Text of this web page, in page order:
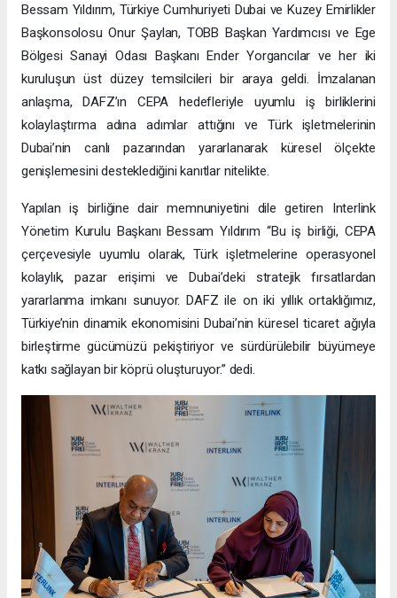
Bessam Yıldırım, Türkiye Cumhuriyeti Dubai ve Kuzey Emirlikler
Başkonsolosu Onur Şaylan, TOBB Başkan Yardımcısı ve Ege
Bölgesi Sanayi Odası Başkanı Ender Yorgancılar ve her iki
kuruluşun üst düzey temsilcileri bir araya geldi. İmzalanan
anlaşma, DAFZ’ın CEPA hedefleriyle uyumlu iş birliklerini
kolaylaştırma adına adımlar attığını ve Türk işletmelerinin
Dubai’nin canlı pazarından yararlanarak küresel ölçekte
genişlemesini desteklediğini kanıtlar nitelikte.
Yapılan iş birliğine dair memnuniyetini dile getiren Interlink
Yönetim Kurulu Başkanı Bessam Yıldırım “Bu iş birliği, CEPA
çerçevesiyle uyumlu olarak, Türk işletmelerine operasyonel
kolaylık, pazar erişimi ve Dubai’deki stratejik fırsatlardan
yararlanma imkanı sunuyor. DAFZ ile on iki yıllık ortaklığımız,
Türkiye’nin dinamik ekonomisini Dubai’nin küresel ticaret ağıyla
birleştirme gücümüzü pekiştiriyor ve sürdürülebilir büyümeye
katkı sağlayan bir köprü oluşturuyor.” dedi.